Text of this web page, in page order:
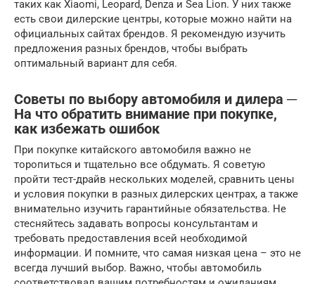
таких как Xiaomi, Leopard, Denza и Sea Lion. У них также
есть свои дилерские центры, которые можно найти на
официальных сайтах брендов. Я рекомендую изучить
предложения разных брендов, чтобы выбрать
оптимальный вариант для себя.
Советы по выбору автомобиля и дилера ─
На что обратить внимание при покупке,
как избежать ошибок
При покупке китайского автомобиля важно не
торопиться и тщательно все обдумать. Я советую
пройти тест-драйв нескольких моделей, сравнить цены
и условия покупки в разных дилерских центрах, а также
внимательно изучить гарантийные обязательства. Не
стесняйтесь задавать вопросы консультантам и
требовать предоставления всей необходимой
информации. И помните, что самая низкая цена – это не
всегда лучший выбор. Важно, чтобы автомобиль